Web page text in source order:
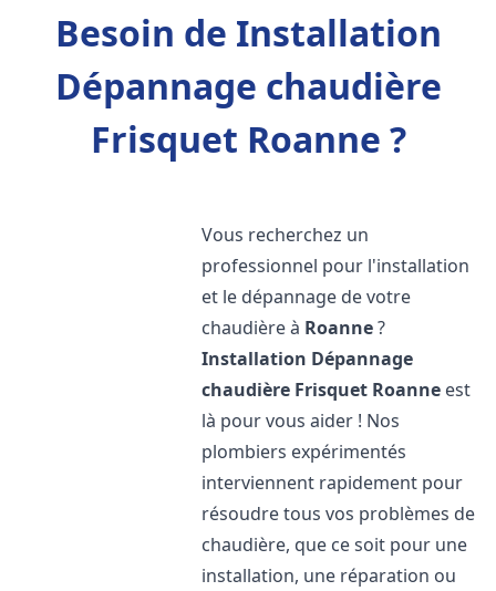
Besoin de Installation
Dépannage chaudière
Frisquet Roanne ?
Vous recherchez un
professionnel pour l'installation
et le dépannage de votre
chaudière à Roanne?
Installation Dépannage
chaudière Frisquet Roanne est
là pour vous aider ! Nos
plombiers expérimentés
interviennent rapidement pour
résoudre tous vos problèmes de
chaudière, que ce soit pour une
installation, une réparation ou